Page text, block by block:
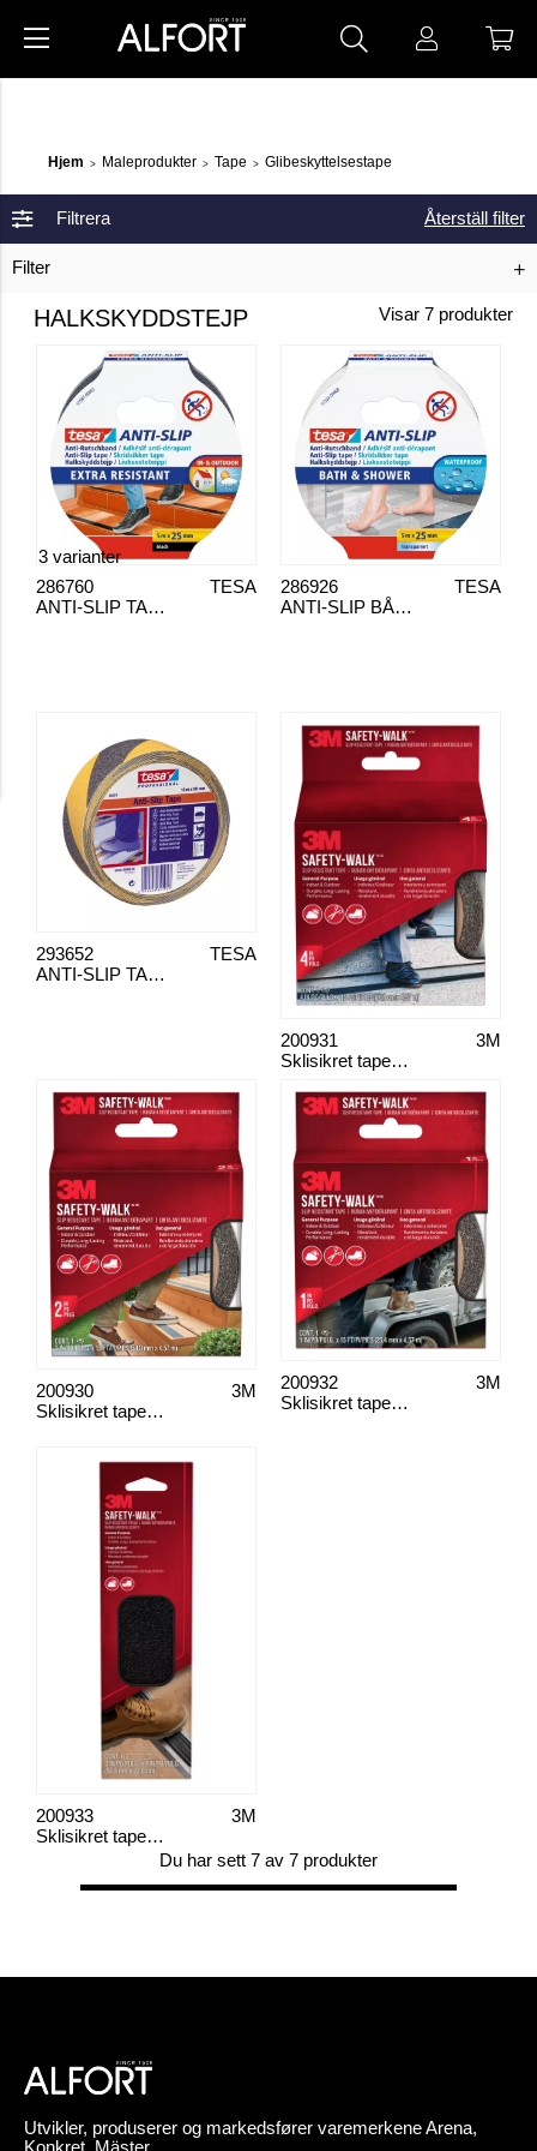
Hjem > Maleprodukter > Tape > Glibeskyttelsestape
Filtrera
Filter
Återställ filter
HALKSKYDDSTEJP Visar 7 produkter
ANTI-SLIP TAPE
TESA
286760
3 varianter
ANTI-SLIP BÅND DUSJ&BAD 25MM
TESA
286926
ANTI-SLIP TAPE (GUL/SORT), 60951
TESA
293652
Sklisikret tape sikkerhetsgang 101 mm x 4,57 m
3M
200931
Sklisikret tape for sikkerhetsgang 50,8 mm x 4,57 m
3M
200930
Sklisikret tape for gangstiver 25,4 mm x 4,57 m
3M
200932
Sklisikret tape for sikkerhetsgang 50,8 mm x 22,8 cm
3M
200933
Du har sett 7 av 7 produkter
Utvikler, produserer og markedsfører varemerkene Arena,